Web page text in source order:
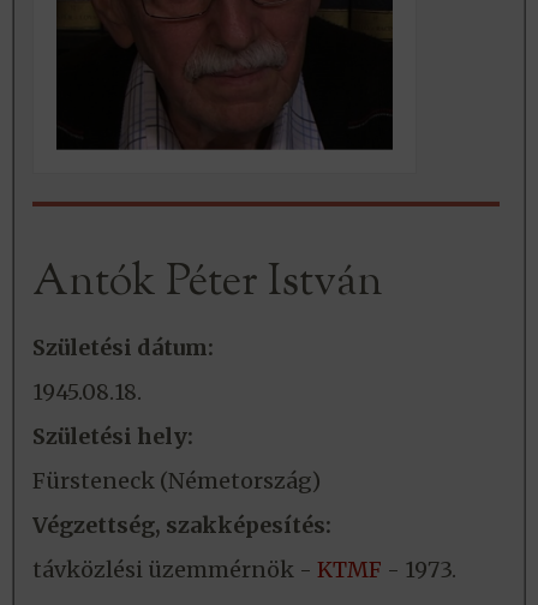
Antók Péter István
Születési dátum:
1945.08.18.
Születési hely:
Fürsteneck (Németország)
Végzettség, szakképesítés:
távközlési üzemmérnök - KTMF - 1973.